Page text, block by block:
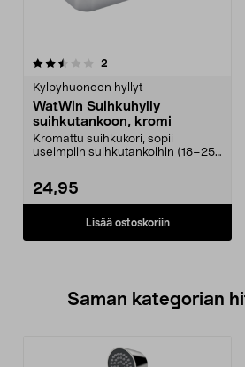
2
Kylpyhuoneen hyllyt
WatWin Suihkuhylly
suihkutankoon, kromi
Kromattu suihkukori, sopii
useimpiin suihkutankoihin (18–25
24,95
Lisää ostoskoriin
Saman kategorian